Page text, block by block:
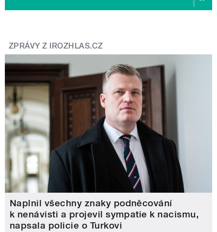
ZPRÁVY Z IROZHLAS.CZ
Naplnil všechny znaky podněcování
k nenávisti a projevil sympatie k nacismu,
napsala policie o Turkovi